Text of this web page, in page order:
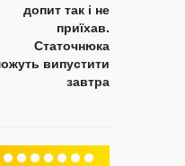
допит так і не
приїхав.
Статочнюка
випустити
завтра